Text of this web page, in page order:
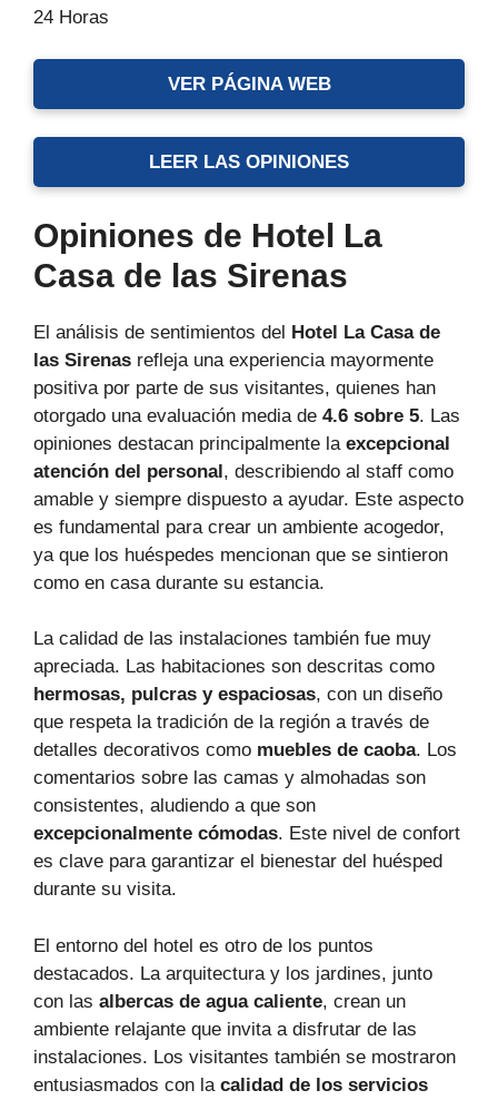
24 Horas
VER PÁGINA WEB
LEER LAS OPINIONES
Opiniones de Hotel La
Casa de las Sirenas
El análisis de sentimientos del Hotel La Casa de
las Sirenas refleja una experiencia mayormente
positiva por parte de sus visitantes, quienes han
otorgado una evaluación media de 4.6 sobre 5. Las
opiniones destacan principalmente la excepcional
atención del personal, describiendo al staff como
amable y siempre dispuesto a ayudar. Este aspecto
es fundamental para crear un ambiente acogedor,
ya que los huéspedes mencionan que se sintieron
como en casa durante su estancia.
La calidad de las instalaciones también fue muy
apreciada. Las habitaciones son descritas como
hermosas, pulcras y espaciosas, con un diseño
que respeta la tradición de la región a través de
detalles decorativos como muebles de caoba. Los
comentarios sobre las camas y almohadas son
consistentes, aludiendo a que son
excepcionalmente cómodas. Este nivel de confort
es clave para garantizar el bienestar del huésped
durante su visita.
El entorno del hotel es otro de los puntos
destacados. La arquitectura y los jardines, junto
con las albercas de agua caliente, crean un
ambiente relajante que invita a disfrutar de las
instalaciones. Los visitantes también se mostraron
entusiasmados con la calidad de los servicios